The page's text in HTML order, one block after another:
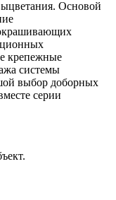
Основой
крепежные
системы
выбор доборных
серии